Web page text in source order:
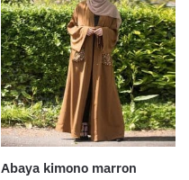
Abaya kimono marron